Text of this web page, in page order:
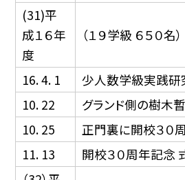
(31)平
成１６年
度
（１９学級 ６５０名）
16. 4. 1
少人数学級実践研
10. 22
グランド側の樹木
10. 25
正門裏に開校３０
11. 13
開校３０周年記念